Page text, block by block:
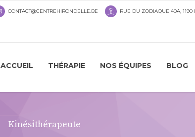
CONTACT@CENTREHIRONDELLE.BE RUE DU ZODIAQUE 40A, 1190
ACCUEIL THÉRAPIE NOS ÉQUIPES BLOG
Kinésithérapeute